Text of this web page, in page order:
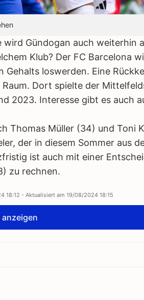
wird Gündogan auch weiterhin
Klub? Der FC Barcelona
Gehalts loswerden. Eine
Dort spielte der
2023. Interesse gibt es auch
Thomas Müller (34) und Toni
der in diesem Sommer aus
ist auch mit einer
zu rechnen.
18:12 - Aktualisiert am 19/08/2024 18:15
anzeigen